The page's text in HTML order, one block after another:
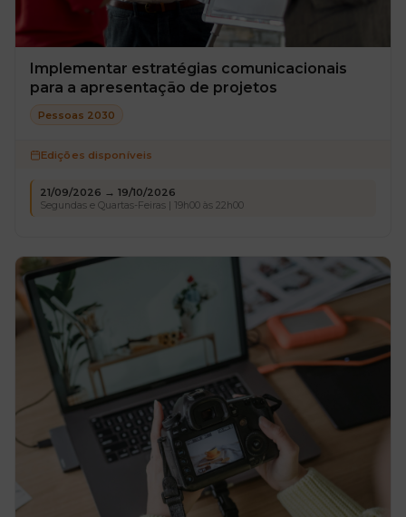
Implementar estratégias comunicacionais
para a apresentação de projetos
Pessoas 2030
Edições disponíveis
21/09/2026 → 19/10/2026
Segundas e Quartas-Feiras | 19h00 às 22h00